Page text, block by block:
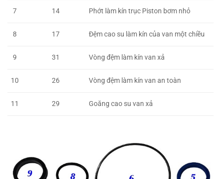
7 14 Phớt làm kín trục Piston bơm nhỏ
8 17 Đệm cao su làm kín của van một chiều
9 31 Vòng đệm làm kín van xả
10 26 Vòng đệm làm kín van an toàn
11 29 Goăng cao su van xả